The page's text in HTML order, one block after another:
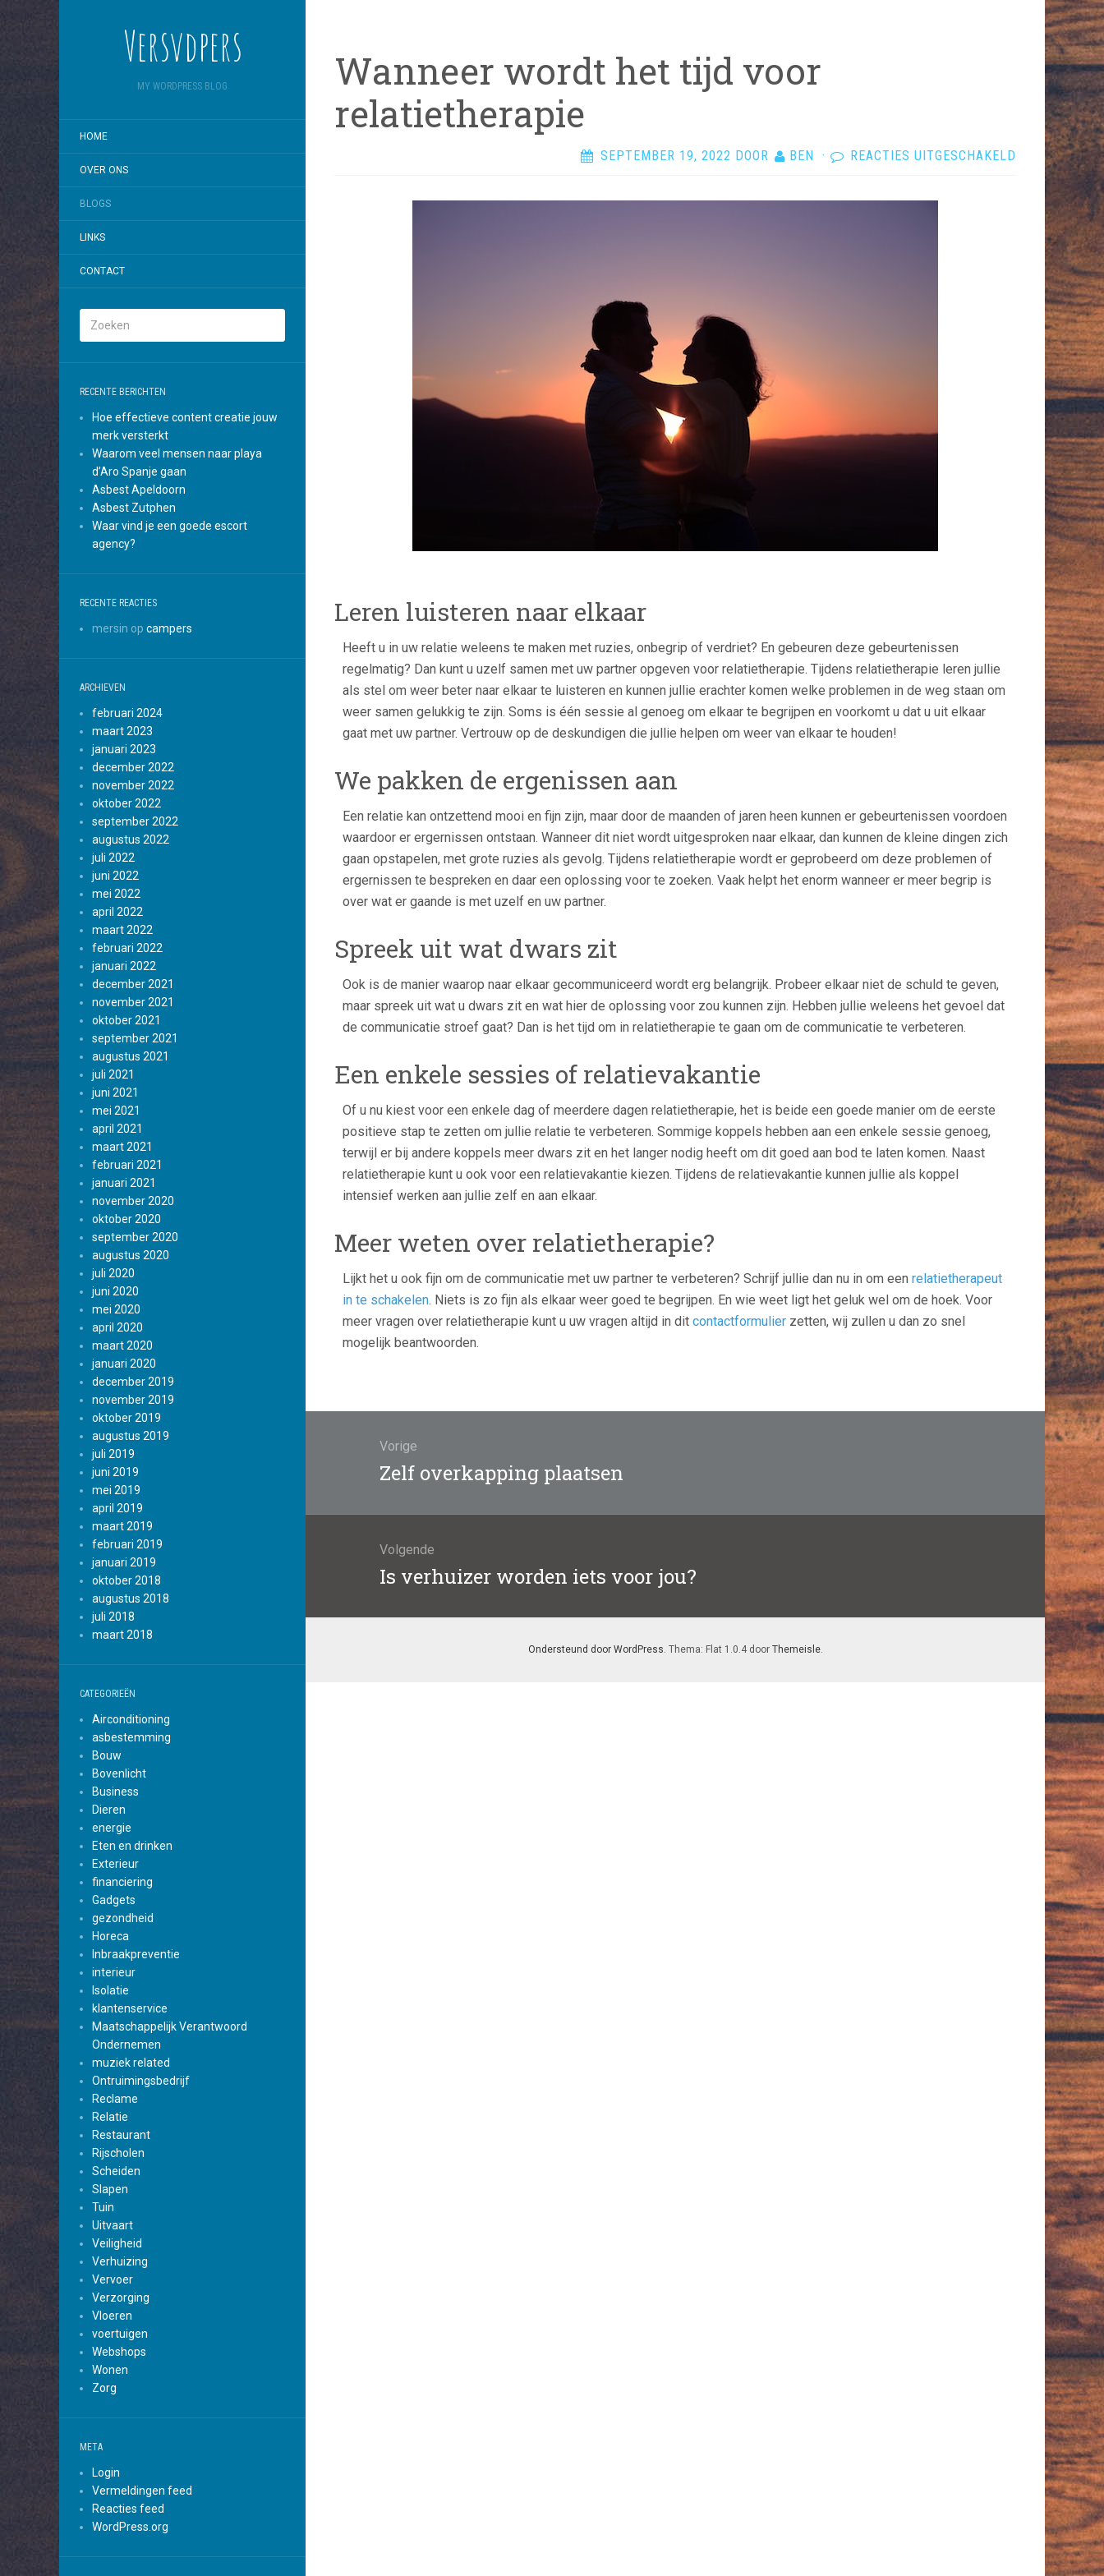
Versvdpers
MY WORDPRESS BLOG
HOME
OVER ONS
BLOGS
LINKS
CONTACT
RECENTE BERICHTEN
Hoe effectieve content creatie jouw
merk versterkt
Waarom veel mensen naar playa
d’Aro Spanje gaan
Asbest Apeldoorn
Asbest Zutphen
Waar vind je een goede escort
agency?
RECENTE REACTIES
mersin op campers
ARCHIEVEN
februari 2024
maart 2023
januari 2023
december 2022
november 2022
oktober 2022
september 2022
augustus 2022
juli 2022
juni 2022
mei 2022
april 2022
maart 2022
februari 2022
januari 2022
december 2021
november 2021
oktober 2021
september 2021
augustus 2021
juli 2021
juni 2021
mei 2021
april 2021
maart 2021
februari 2021
januari 2021
november 2020
oktober 2020
september 2020
augustus 2020
juli 2020
juni 2020
mei 2020
april 2020
maart 2020
januari 2020
december 2019
november 2019
oktober 2019
augustus 2019
juli 2019
juni 2019
mei 2019
april 2019
maart 2019
februari 2019
januari 2019
oktober 2018
augustus 2018
juli 2018
maart 2018
CATEGORIEËN
Airconditioning
asbestemming
Bouw
Bovenlicht
Business
Dieren
energie
Eten en drinken
Exterieur
financiering
Gadgets
gezondheid
Horeca
Inbraakpreventie
interieur
Isolatie
klantenservice
Maatschappelijk Verantwoord
Ondernemen
muziek related
Ontruimingsbedrijf
Reclame
Relatie
Restaurant
Rijscholen
Scheiden
Slapen
Tuin
Uitvaart
Veiligheid
Verhuizing
Vervoer
Verzorging
Vloeren
voertuigen
Webshops
Wonen
Zorg
META
Login
Vermeldingen feed
Reacties feed
WordPress.org
Wanneer wordt het tijd voor
relatietherapie
SEPTEMBER 19, 2022 DOOR BEN · REACTIES UITGESCHAKELD VOOR
WANNEER
WORDT
VOOR
Leren luisteren naar elkaar
Heeft u in uw relatie weleens te maken met ruzies, onbegrip of verdriet? En gebeuren deze gebeurtenissen
regelmatig? Dan kunt u uzelf samen met uw partner opgeven voor relatietherapie. Tijdens relatietherapie leren jullie
als stel om weer beter naar elkaar te luisteren en kunnen jullie erachter komen welke problemen in de weg staan om
weer samen gelukkig te zijn. Soms is één sessie al genoeg om elkaar te begrijpen en voorkomt u dat u uit elkaar
gaat met uw partner. Vertrouw op de deskundigen die jullie helpen om weer van elkaar te houden!
We pakken de ergenissen aan
Een relatie kan ontzettend mooi en fijn zijn, maar door de maanden of jaren heen kunnen er gebeurtenissen voordoen
waardoor er ergernissen ontstaan. Wanneer dit niet wordt uitgesproken naar elkaar, dan kunnen de kleine dingen zich
gaan opstapelen, met grote ruzies als gevolg. Tijdens relatietherapie wordt er geprobeerd om deze problemen of
ergernissen te bespreken en daar een oplossing voor te zoeken. Vaak helpt het enorm wanneer er meer begrip is
over wat er gaande is met uzelf en uw partner.
Spreek uit wat dwars zit
Ook is de manier waarop naar elkaar gecommuniceerd wordt erg belangrijk. Probeer elkaar niet de schuld te geven,
maar spreek uit wat u dwars zit en wat hier de oplossing voor zou kunnen zijn. Hebben jullie weleens het gevoel dat
de communicatie stroef gaat? Dan is het tijd om in relatietherapie te gaan om de communicatie te verbeteren.
Een enkele sessies of relatievakantie
Of u nu kiest voor een enkele dag of meerdere dagen relatietherapie, het is beide een goede manier om de eerste
positieve stap te zetten om jullie relatie te verbeteren. Sommige koppels hebben aan een enkele sessie genoeg,
terwijl er bij andere koppels meer dwars zit en het langer nodig heeft om dit goed aan bod te laten komen. Naast
relatietherapie kunt u ook voor een relatievakantie kiezen. Tijdens de relatievakantie kunnen jullie als koppel
intensief werken aan jullie zelf en aan elkaar.
Meer weten over relatietherapie?
Lijkt het u ook fijn om de communicatie met uw partner te verbeteren? Schrijf jullie dan nu in om een relatietherapeut
in te schakelen. Niets is zo fijn als elkaar weer goed te begrijpen. En wie weet ligt het geluk wel om de hoek. Voor
meer vragen over relatietherapie kunt u uw vragen altijd in dit contactformulier zetten, wij zullen u dan zo snel
mogelijk beantwoorden.
navigatie
Vorige
Vorig
Zelf overkapping plaatsen
Volgende
Volgend
Is verhuizer worden iets voor jou?
Ondersteund door WordPress. Thema: Flat 1.0.4 door Themeisle.